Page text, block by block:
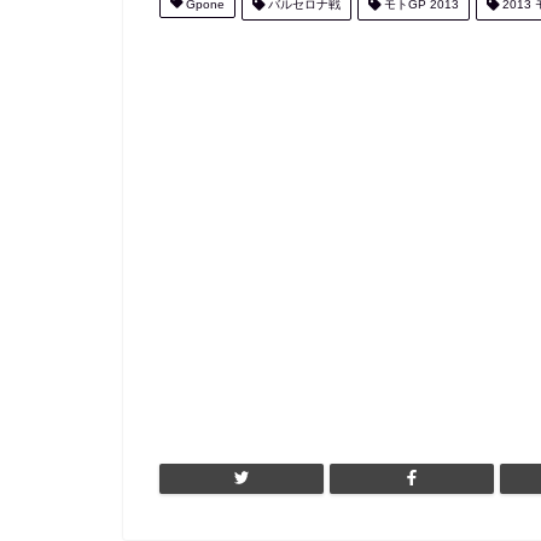
Gpone バルセロナ戦 モトGP 2013 2013